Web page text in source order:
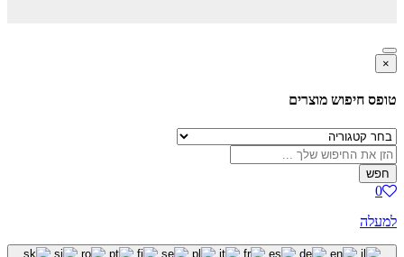
×
טופס חיפוש מוצרים
חפש
0
למעלה